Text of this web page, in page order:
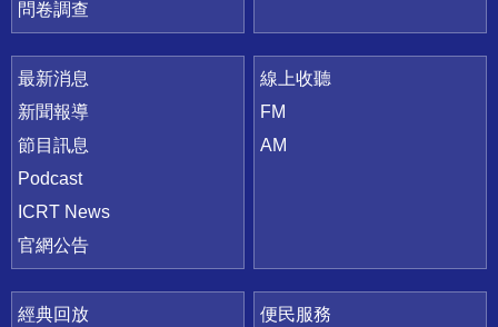
問卷調查
最新消息
新聞報導
節目訊息
Podcast
ICRT News
官網公告
線上收聽
FM
AM
經典回放
便民服務